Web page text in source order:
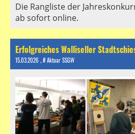
Die Rangliste der
ab sofort online.
Erfolgreiches Walliseller
15.03.2026 , # Aktuar SSGW